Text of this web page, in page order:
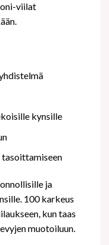
viilat
kynsille
ja
100 karkeus
kun taas
muotoiluun.